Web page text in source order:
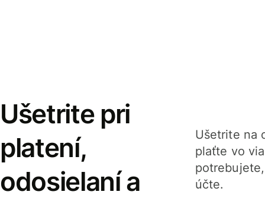
Ušetrite pri
platení,
odosielaní a
Ušetrite na
plaťte vo
účte.